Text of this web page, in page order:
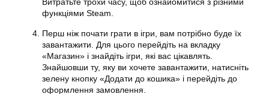
функціями Steam.
Перш ніж почати грати в ігри, вам потрібно буде їх
завантажити . Для цього перейдіть на вкладку
«Магазин» і знайдіть ігри, які вас цікавлять.
Знайшовши ту, яку ви хочете завантажити , натисніть
зелену кнопку «Додати до кошика» і перейдіть до
оформлення замовлення.